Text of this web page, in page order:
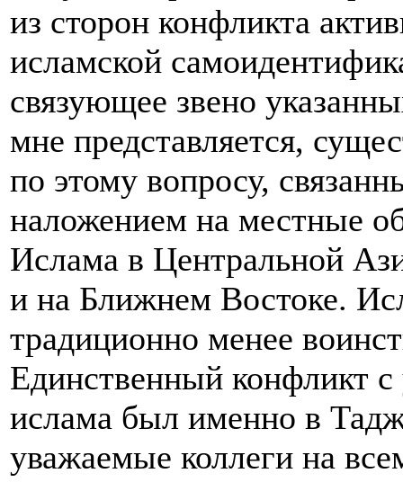
из сторон конфликта
исламской
связующее звено
мне представляется,
по этому вопросу,
наложением на местные
Ислама в Центральной
и на Ближнем Востоке.
традиционно менее
Единственный конфликт с
ислама был именно в
уважаемые коллеги на